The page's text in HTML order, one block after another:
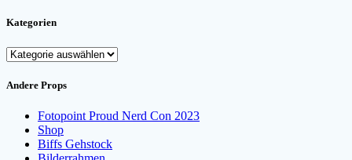
Kategorien
Kategorien
Andere Props
Fotopoint Proud Nerd Con 2023
Shop
Biffs Gehstock